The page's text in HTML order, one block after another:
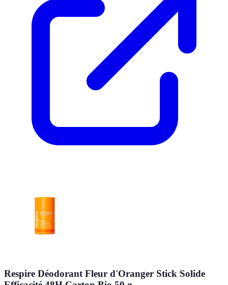
Respire Déodorant Fleur d'Oranger Stick Solide